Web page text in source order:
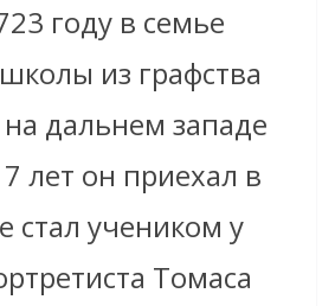
году в семье
из графства
дальнем западе
лет он приехал в
стал учеником у
Томаса